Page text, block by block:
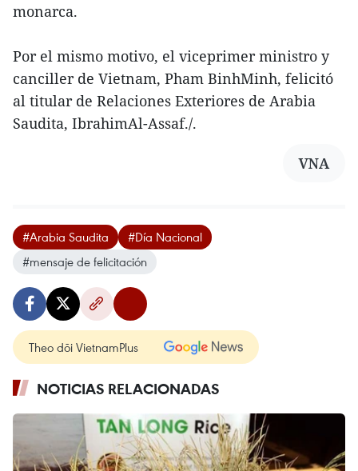
monarca.
Por el mismo motivo, el viceprimer ministro y
canciller de Vietnam, Pham BinhMinh, felicitó
al titular de Relaciones Exteriores de Arabia
Saudita, IbrahimAl-Assaf./.
VNA
#Arabia Saudita
#Día Nacional
#mensaje de felicitación
Theo dõi VietnamPlus
NOTICIAS RELACIONADAS